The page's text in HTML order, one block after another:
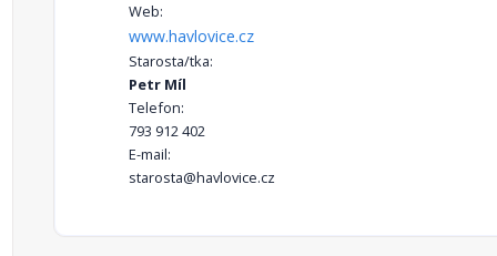
Web:
www.havlovice.cz
Starosta/tka:
Petr Míl
Telefon:
793 912 402
E-mail:
starosta@havlovice.cz